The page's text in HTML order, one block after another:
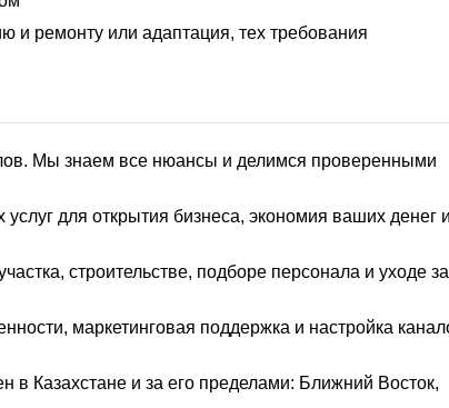
и ремонту или адаптация, тех требования
Мы знаем все нюансы и делимся проверенными
для открытия бизнеса, экономия ваших денег
строительстве, подборе персонала и уходе за
маркетинговая поддержка и настройка
в Казахстане и за его пределами: Ближний Восток,